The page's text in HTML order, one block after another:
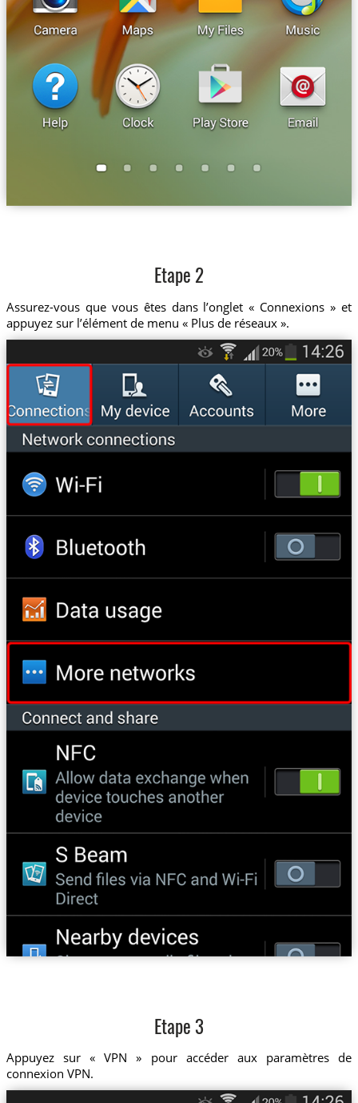
Etape 2
Assurez-vous que vous êtes dans l’onglet « Connexions » et
appuyez sur l’élément de menu « Plus de réseaux ».
Etape 3
Appuyez sur « VPN » pour accéder aux paramètres de
connexion VPN.